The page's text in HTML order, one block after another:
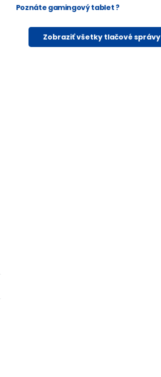
Poznáte gamingový tablet ?
Zobraziť všetky tlačové správy